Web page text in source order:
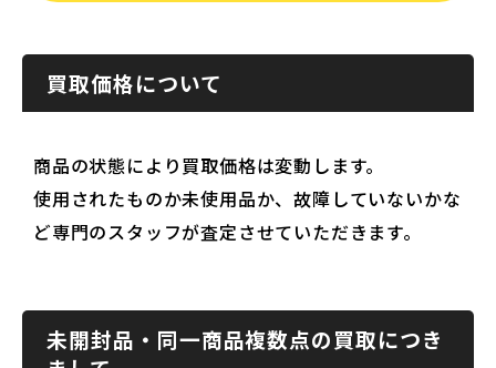
買取価格について
商品の状態により買取価格は変動します。
使用されたものか未使用品か、故障していないかな
ど専門のスタッフが査定させていただきます。
未開封品・同一商品複数点の買取につき